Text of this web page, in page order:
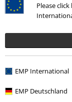
Please
EMP International
EMP Deutschland